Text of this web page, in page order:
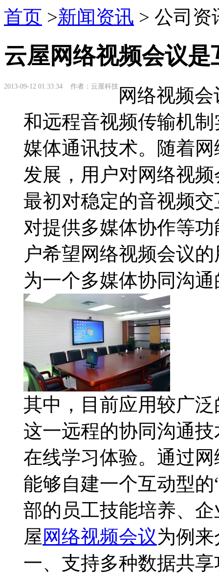
首页 >新闻资讯 > 公司资
云屋网络视频会议
2013-09-12 01:33:34 作者：云屋科技 网络视频
和远程音视频传输机
媒体通讯技术。随着
发展，用户对网络视
最初对稳定的音视频
对提供多媒体协作等
户希望网络视频会议
为一个多媒体协同沟
其中，目前应用较广
这一远程的协同沟通
在线学习体验。通过
能够自建一个互动型
部的员工技能培养、
屋 网络视频会议为例
一、支持多种数据共